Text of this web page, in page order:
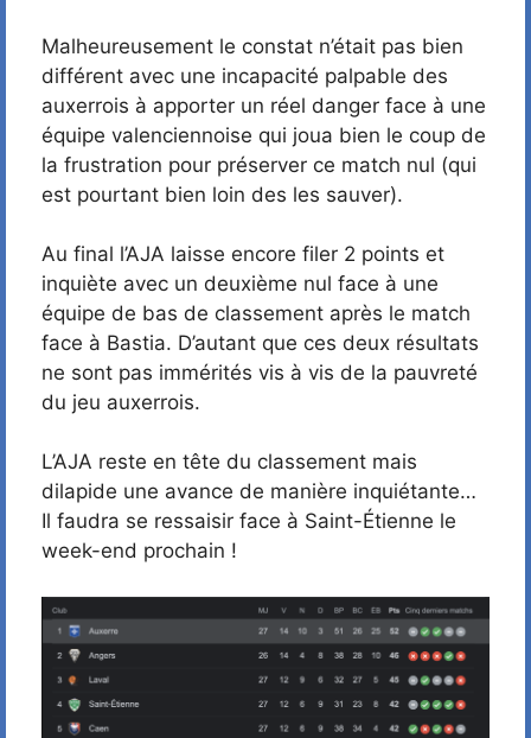
Malheureusement le constat n’était pas bien
différent avec une incapacité palpable des
auxerrois à apporter un réel danger face à une
équipe valenciennoise qui joua bien le coup de
la frustration pour préserver ce match nul (qui
est pourtant bien loin des les sauver).
Au final l’AJA laisse encore filer 2 points et
inquiète avec un deuxième nul face à une
équipe de bas de classement après le match
face à Bastia. D’autant que ces deux résultats
ne sont pas immérités vis à vis de la pauvreté
du jeu auxerrois.
L’AJA reste en tête du classement mais
dilapide une avance de manière inquiétante…
Il faudra se ressaisir face à Saint-Étienne le
week-end prochain !